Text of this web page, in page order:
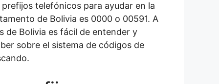
telefónicos para ayudar en la
de Bolivia es 0000 o 00591. A
de Bolivia es fácil de entender y
sobre el sistema de códigos de